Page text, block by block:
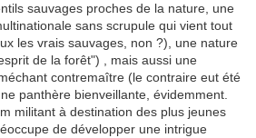
sauvages proches de la nature, une
sans scrupule qui vient tout
les vrais sauvages, non ?), une nature
de la forêt") , mais aussi une
contremaître (le contraire eut été
panthère bienveillante, évidemment.
militant à destination des plus jeunes
de développer une intrigue